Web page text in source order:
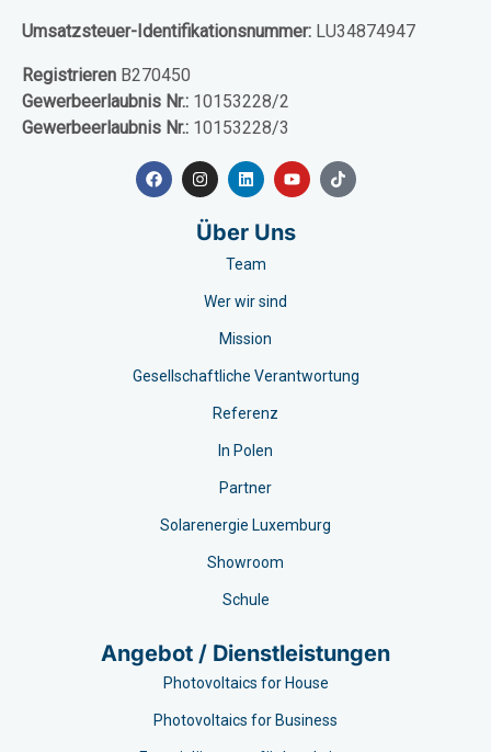
Umsatzsteuer-Identifikationsnummer: LU34874947
Registrieren B270450
Gewerbeerlaubnis Nr.: 10153228/2
Gewerbeerlaubnis Nr.: 10153228/3
Über Uns
Team
Wer wir sind
Mission
Gesellschaftliche Verantwortung
Referenz
In Polen
Partner
Solarenergie Luxemburg
Showroom
Schule
Angebot / Dienstleistungen
Photovoltaics for House
Photovoltaics for Business